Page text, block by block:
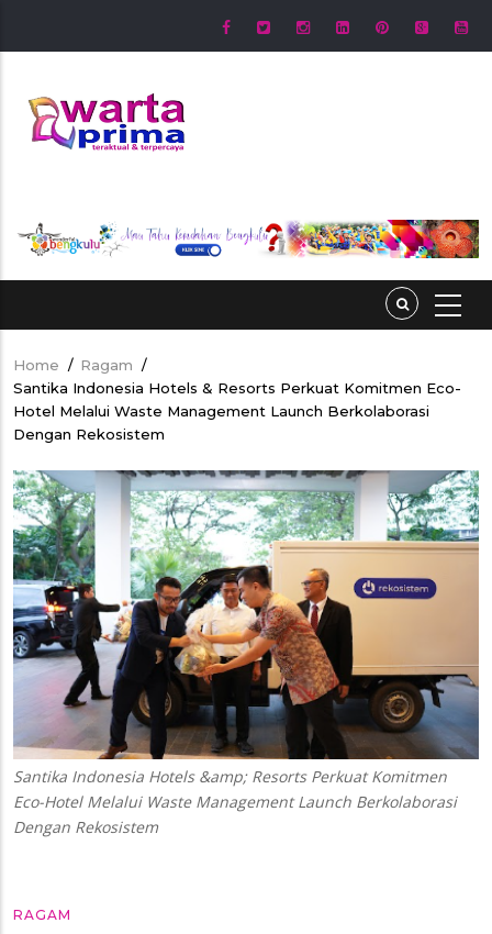
Breadcrumb
Home / Ragam /
Santika Indonesia Hotels & Resorts Perkuat Komitmen Eco-
Hotel Melalui Waste Management Launch Berkolaborasi
Dengan Rekosistem
Santika Indonesia Hotels &amp; Resorts Perkuat Komitmen
Eco-Hotel Melalui Waste Management Launch Berkolaborasi
Dengan Rekosistem
RAGAM